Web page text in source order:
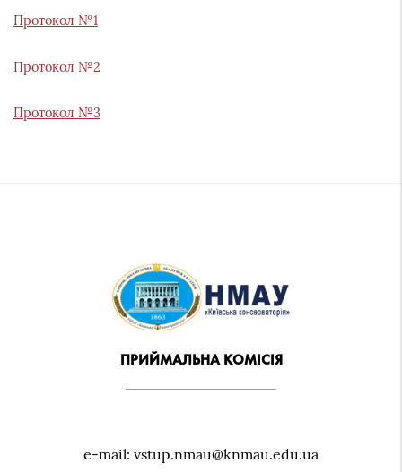
Протокол №1
Протокол №2
Протокол №3
ПРИЙМАЛЬНА КОМІСІЯ
e-mail: vstup.nmau@knmau.edu.ua